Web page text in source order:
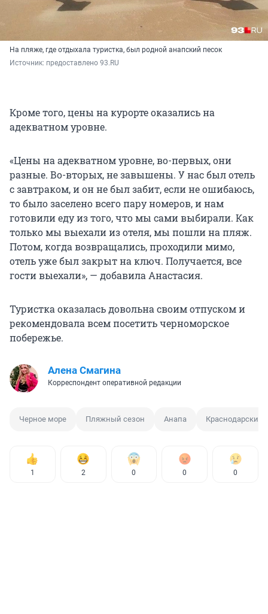
На пляже, где отдыхала туристка, был родной анапский песок
Источник: предоставлено 93.RU
Кроме того, цены на курорте оказались на
адекватном уровне.
«Цены на адекватном уровне, во-первых, они
разные. Во-вторых, не завышены. У нас был отель
с завтраком, и он не был забит, если не ошибаюсь,
то было заселено всего пару номеров, и нам
готовили еду из того, что мы сами выбирали. Как
только мы выехали из отеля, мы пошли на пляж.
Потом, когда возвращались, проходили мимо,
отель уже был закрыт на ключ. Получается, все
гости выехали», — добавила Анастасия.
Туристка оказалась довольна своим отпуском и
рекомендовала всем посетить черноморское
побережье.
Алена Смагина
Корреспондент оперативной редакции
Черное море Пляжный сезон Анапа Краснодарский
1 2 0 0 0